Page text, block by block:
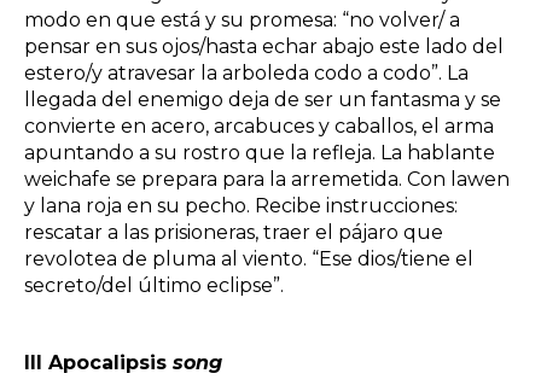
modo en que está y su promesa: “no volver/ a
pensar en sus ojos/hasta echar abajo este lado del
estero/y atravesar la arboleda codo a codo”. La
llegada del enemigo deja de ser un fantasma y se
convierte en acero, arcabuces y caballos, el arma
apuntando a su rostro que la refleja. La hablante
weichafe se prepara para la arremetida. Con lawen
y lana roja en su pecho. Recibe instrucciones:
rescatar a las prisioneras, traer el pájaro que
revolotea de pluma al viento. “Ese dios/tiene el
secreto/del último eclipse”.
III Apocalipsis song